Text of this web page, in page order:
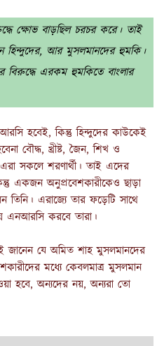
ক্ষোভ বাড়ছিল চরচর করে। তাই
হিন্দুদের, আর মুসলমানদের হুমকি।
বিরুদ্ধে এরকম হুমকিতে বাংলার
হবেই, কিন্তু হিন্দুদের কাউকেই
বৌদ্ধ, খ্রীষ্ট, জৈন, শিখ ও
সকলে শরণার্থী। তাই এদের
একজন অনুপ্রবেশকারীকেও ছাড়া
তিনি। এরাজ্যে তার ফড়েটি সাথে
এনআরসি করবে তারা।
যে অমিত শাহ মুসলমানদের
মধ্যে কেবলমাত্র মুসলমান
হবে, অন্যদের নয়, অন্যরা তো